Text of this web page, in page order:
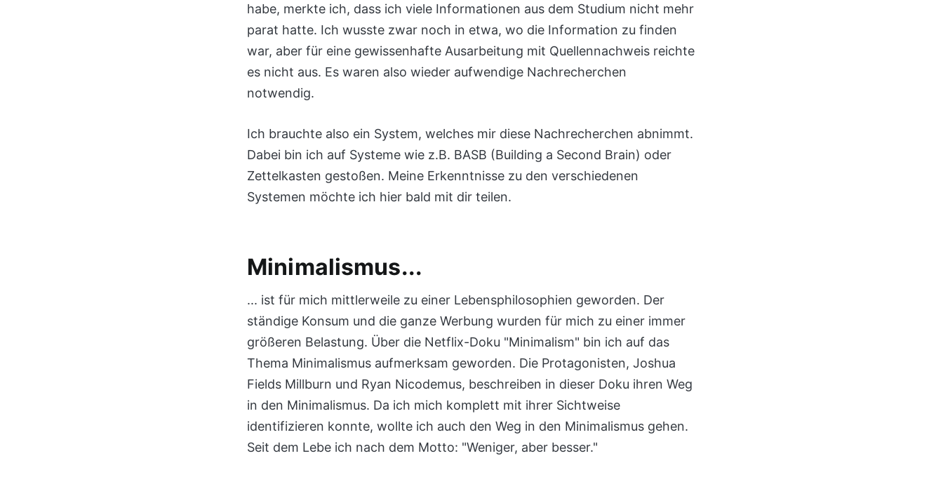
habe, merkte ich, dass ich viele Informationen aus dem Studium nicht mehr
parat hatte. Ich wusste zwar noch in etwa, wo die Information zu finden
war, aber für eine gewissenhafte Ausarbeitung mit Quellennachweis reichte
es nicht aus. Es waren also wieder aufwendige Nachrecherchen
notwendig.
Ich brauchte also ein System, welches mir diese Nachrecherchen abnimmt.
Dabei bin ich auf Systeme wie z.B. BASB (Building a Second Brain) oder
Zettelkasten gestoßen. Meine Erkenntnisse zu den verschiedenen
Systemen möchte ich hier bald mit dir teilen.
Minimalismus...
... ist für mich mittlerweile zu einer Lebensphilosophien geworden. Der
ständige Konsum und die ganze Werbung wurden für mich zu einer immer
größeren Belastung. Über die Netflix-Doku "Minimalism" bin ich auf das
Thema Minimalismus aufmerksam geworden. Die Protagonisten, Joshua
Fields Millburn und Ryan Nicodemus, beschreiben in dieser Doku ihren Weg
in den Minimalismus. Da ich mich komplett mit ihrer Sichtweise
identifizieren konnte, wollte ich auch den Weg in den Minimalismus gehen.
Seit dem Lebe ich nach dem Motto: "Weniger, aber besser."